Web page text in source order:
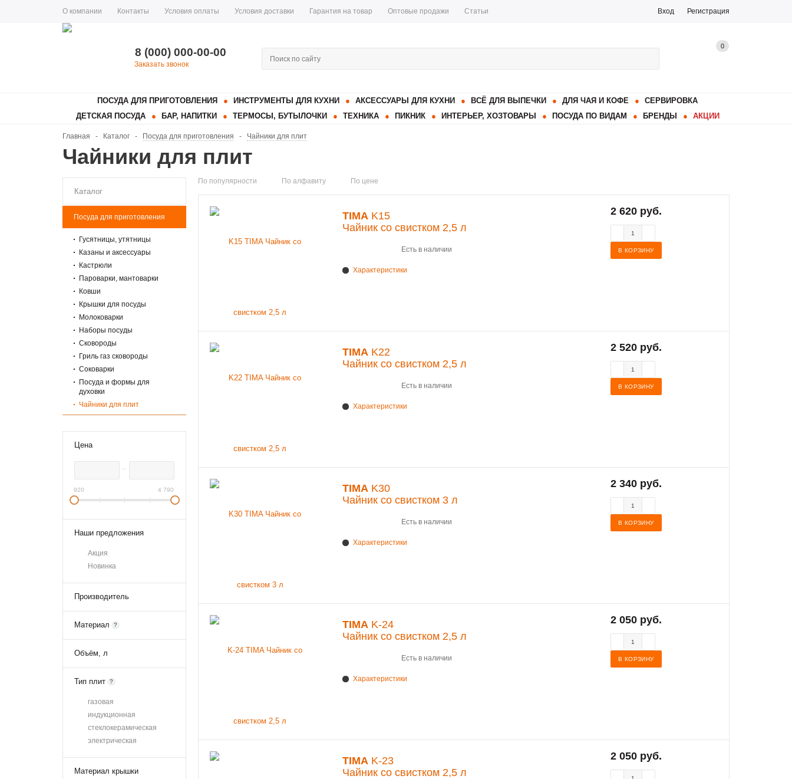
О компании Контакты Условия оплаты Условия доставки Гарантия на товар Оптовые продажи Статьи Вход Регистрация
8 (000) 000-00-00
Заказать звонок
0
ПОСУДА ДЛЯ ПРИГОТОВЛЕНИЯ ИНСТРУМЕНТЫ ДЛЯ КУХНИ АКСЕССУАРЫ ДЛЯ КУХНИ ВСЁ ДЛЯ ВЫПЕЧКИ ДЛЯ ЧАЯ И КОФЕ
СЕРВИРОВКА
ДЕТСКАЯ ПОСУДА
БАР, НАПИТКИ ТЕРМОСЫ, БУТЫЛОЧКИ ТЕХНИКА ПИКНИК ИНТЕРЬЕР, ХОЗТОВАРЫ ПОСУДА ПО ВИДАМ БРЕНДЫ АКЦИИ
Главная - Каталог - Посуда для приготовления - Чайники для плит
Чайники для плит
Каталог
Посуда для приготовления
Гусятницы, утятницы
Казаны и аксессуары
Кастрюли
Пароварки, мантоварки
Ковши
Крышки для посуды
Молоковарки
Наборы посуды
Сковороды
Гриль газ сковороды
Соковарки
Посуда и формы для
духовки
Чайники для плит
Скороварки
Сотейники
Жаровни
Посуда для СВЧ
Котелки
плит
Адаптеры для
Цена
920 4 790
Наши предложения
Акция
Новинка
Производитель
Материал ?
Объём, л
Тип плит ?
газовая
индукционная
стеклокерамическая
электрическая
Материал крышки
По популярности По алфавиту По цене
TIMA K15
Чайник со свистком 2,5 л
Есть в наличии
Характеристики
2 620 руб.
В КОРЗИНУ
TIMA K22
Чайник со свистком 2,5 л
Есть в наличии
Характеристики
2 520 руб.
В КОРЗИНУ
TIMA K30
Чайник со свистком 3 л
Есть в наличии
Характеристики
2 340 руб.
В КОРЗИНУ
TIMA K-24
Чайник со свистком 2,5 л
Есть в наличии
Характеристики
2 050 руб.
В КОРЗИНУ
TIMA K-23
Чайник со свистком 2,5 л
2 050 руб.